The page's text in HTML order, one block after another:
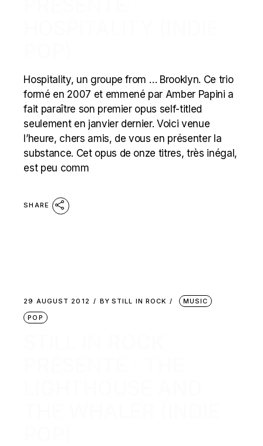
Hospitality, un groupe from … Brooklyn. Ce trio
formé en 2007 et emmené par Amber Papini a
fait paraître son premier opus self-titled
seulement en janvier dernier. Voici venue
l’heure, chers amis, de vous en présenter la
substance. Cet opus de onze titres, très inégal,
est peu comm
SHARE
29 AUGUST 2012 BY STILL IN ROCK
MUSIC
POP